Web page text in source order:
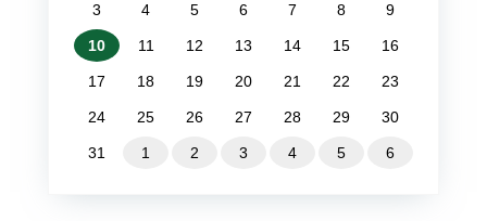
3 4 5 6 7 8 9
10 11 12 13 14 15 16
17 18 19 20 21 22 23
24 25 26 27 28 29 30
31 1 2 3 4 5 6